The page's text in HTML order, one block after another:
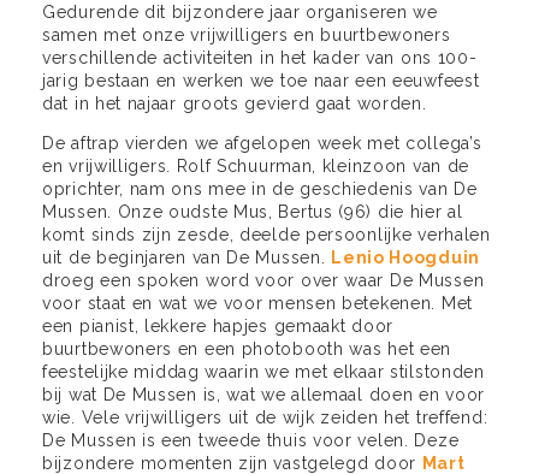
Gedurende dit bijzondere jaar organiseren we
samen met onze vrijwilligers en buurtbewoners
verschillende activiteiten in het kader van ons 100-
jarig bestaan en werken we toe naar een eeuwfeest
dat in het najaar groots gevierd gaat worden.
De aftrap vierden we afgelopen week met collega’s
en vrijwilligers. Rolf Schuurman, kleinzoon van de
oprichter, nam ons mee in de geschiedenis van De
Mussen. Onze oudste Mus, Bertus (96) die hier al
komt sinds zijn zesde, deelde persoonlijke verhalen
uit de beginjaren van De Mussen.
Lenio Hoogduin
droeg een spoken word voor over waar De Mussen
voor staat en wat we voor mensen betekenen. Met
een pianist, lekkere hapjes gemaakt door
buurtbewoners en een photobooth was het een
feestelijke middag waarin we met elkaar stilstonden
bij wat De Mussen is, wat we allemaal doen en voor
wie. Vele vrijwilligers uit de wijk zeiden het treffend:
De Mussen is een tweede thuis voor velen. Deze
bijzondere momenten zijn vastgelegd door Mart